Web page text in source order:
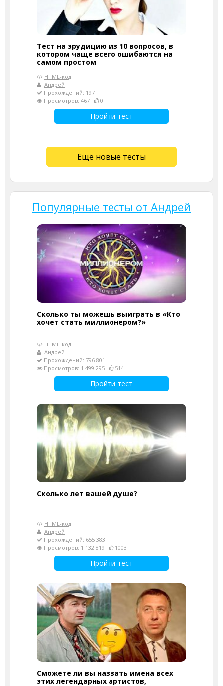
Тест на эрудицию из 10 вопросов, в
котором чаще всего ошибаются на
самом простом
HTML-код
Андрей
Прохождений: 197
Просмотров: 467
0
Пройти тест
Ещё новые тесты
Популярные тесты от Андрей
Сколько ты можешь выиграть в «Кто
хочет стать миллионером?»
HTML-код
Андрей
Прохождений: 796 801
Просмотров: 1 499 295
514
Пройти тест
Cколько лет вашей душе?
HTML-код
Андрей
Прохождений: 655 383
Просмотров: 1 132 819
1003
Пройти тест
Сможете ли вы назвать имена всех
этих легендарных артистов,